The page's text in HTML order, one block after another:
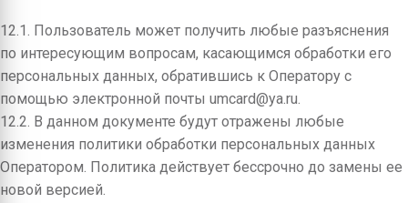
12.1. Пользователь может получить любые разъяснения
по интересующим вопросам, касающимся обработки его
персональных данных, обратившись к Оператору с
помощью электронной почты umcard@ya.ru.
12.2. В данном документе будут отражены любые
изменения политики обработки персональных данных
Оператором. Политика действует бессрочно до замены ее
новой версией.